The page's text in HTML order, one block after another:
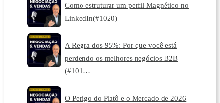
Como estruturar um perfil Magnético no
LinkedIn(#1020)
A Regra dos 95%: Por que você está
perdendo os melhores negócios B2B
(#101…
O Perigo do Platô e o Mercado de 2026